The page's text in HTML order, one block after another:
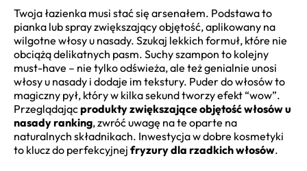
Twoja łazienka musi stać się arsenałem. Podstawa to
pianka lub spray zwiększający objętość, aplikowany na
wilgotne włosy u nasady. Szukaj lekkich formuł, które nie
obciążą delikatnych pasm. Suchy szampon to kolejny
must-have – nie tylko odświeża, ale też genialnie unosi
włosy u nasady i dodaje im tekstury. Puder do włosów to
magiczny pył, który w kilka sekund tworzy efekt “wow”.
Przeglądającprodukty zwiększające objętość włosów u
nasady ranking, zwróć uwagę na te oparte na
naturalnych składnikach. Inwestycja w dobre kosmetyki
to klucz do perfekcyjnej fryzury dla rzadkich włosów.